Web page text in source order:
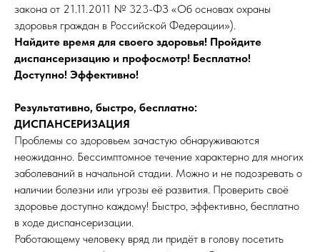
закона от 21.11.2011 № 323-ФЗ «Об основах охраны
здоровья граждан в Российской Федерации»).
Найдите время для своего здоровья! Пройдите
диспансеризацию и профосмотр! Бесплатно!
Доступно! Эффективно!
Результативно, быстро, бесплатно:
ДИСПАНСЕРИЗАЦИЯ
Проблемы со здоровьем зачастую обнаруживаются
неожиданно. Бессимптомное течение характерно для многих
заболеваний в начальной стадии. Можно и не подозревать о
наличии болезни или угрозы её развития. Проверить своё
здоровье доступно каждому! Быстро, эффективно, бесплатно
в ходе диспансеризации.
Работающему человеку вряд ли придёт в голову посетить